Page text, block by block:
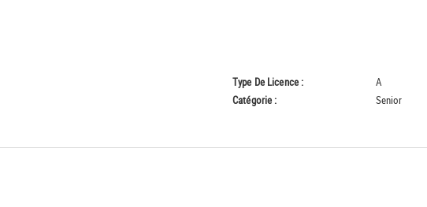
Type De Licence :
A
Catégorie :
Senior